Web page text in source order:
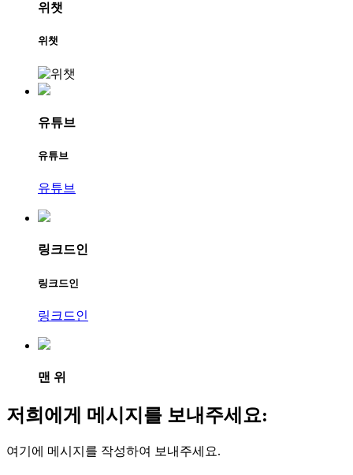
위챗
위챗
유튜브
유튜브
유튜브
링크드인
링크드인
링크드인
맨 위
저희에게 메시지를 보내주세요:
여기에 메시지를 작성하여 보내주세요.